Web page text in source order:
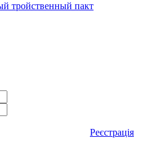
тройственный пакт
Реєстрація